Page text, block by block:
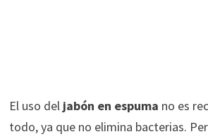
El uso del jabón en espuma no es
todo, ya que no elimina bacterias.